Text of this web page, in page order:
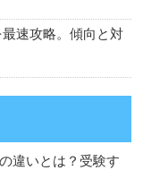
最速攻略。傾向と対
違いとは？受験す